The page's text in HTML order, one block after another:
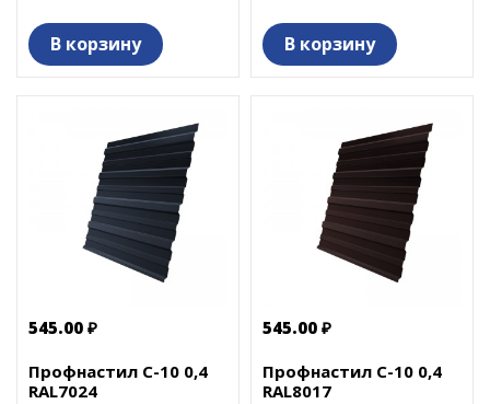
В корзину В корзину
545.00 ₽
Профнастил С-10 0,4
RAL7024
545.00 ₽
Профнастил С-10 0,4
RAL8017